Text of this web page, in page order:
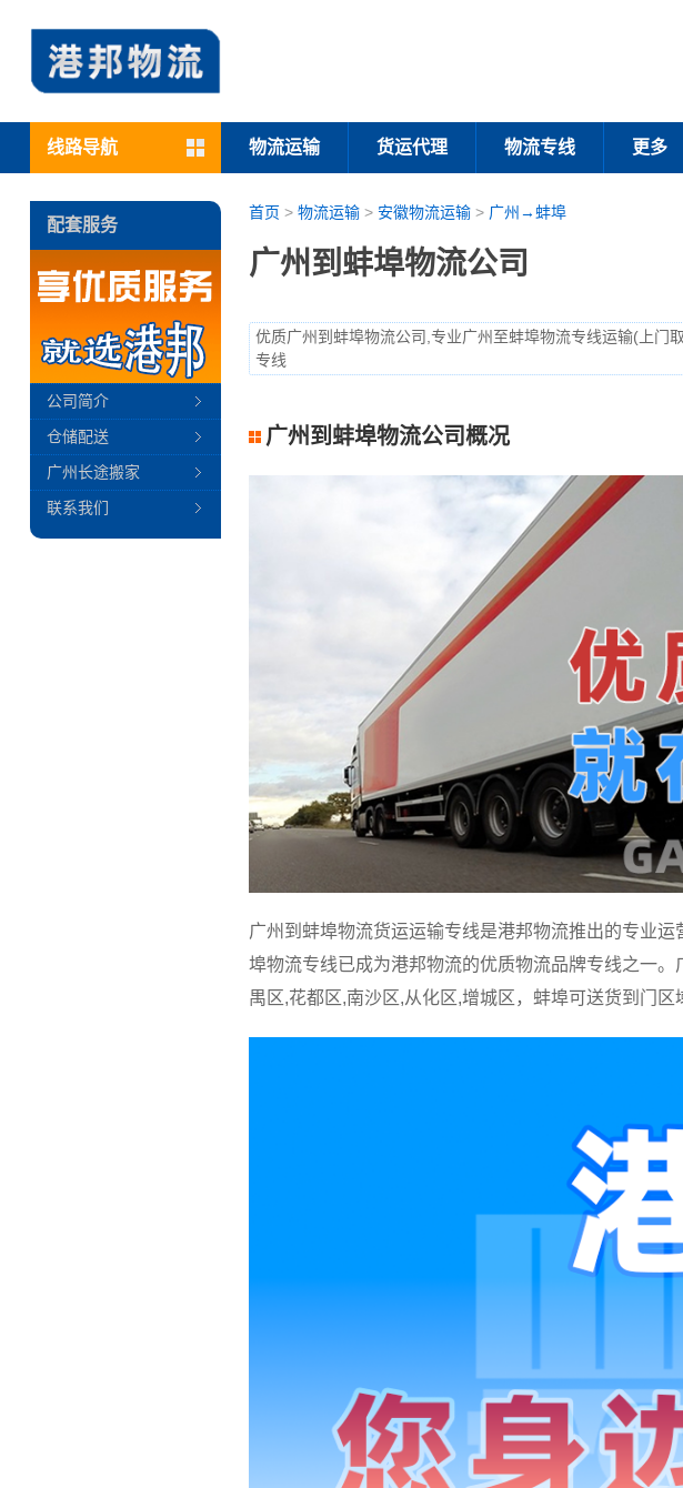
线路导航 物流运输 货运代理 物流专线 更多
首页 > 物流运输> 安徽物流运输> 广州→蚌埠
广州到蚌埠物流公司
优质广州到蚌埠物流公司,专业广州至蚌埠物流专线运输(上门
专线
广州到蚌埠物流公司概况
广州到蚌埠物流货运运输专线是港邦物流推出的专业
埠物流专线已成为港邦物流的优质物流品牌专线之一
禺区,花都区,南沙区,从化区,增城区，蚌埠可送货到门
配套服务
公司简介
仓储配送
广州长途搬家
联系我们